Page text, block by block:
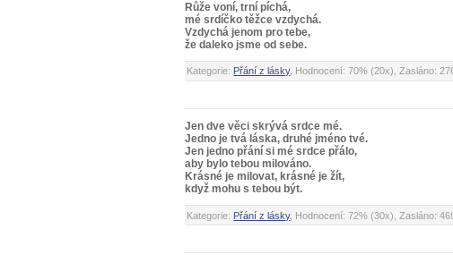
Růže voní, trní píchá,
mé srdíčko těžce vzdychá.
Vzdychá jenom pro tebe,
že daleko jsme od sebe.
Kategorie: Přání z lásky, Hodnocení: 70% (20x), Zasláno:
Jen dve věci skrývá srdce mé.
Jedno je tvá láska, druhé jméno tvé.
Jen jedno přání si mé srdce přálo,
aby bylo tebou milováno.
Krásné je milovat, krásné je žít,
když mohu s tebou být.
Kategorie: Přání z lásky, Hodnocení: 72% (30x), Zasláno: